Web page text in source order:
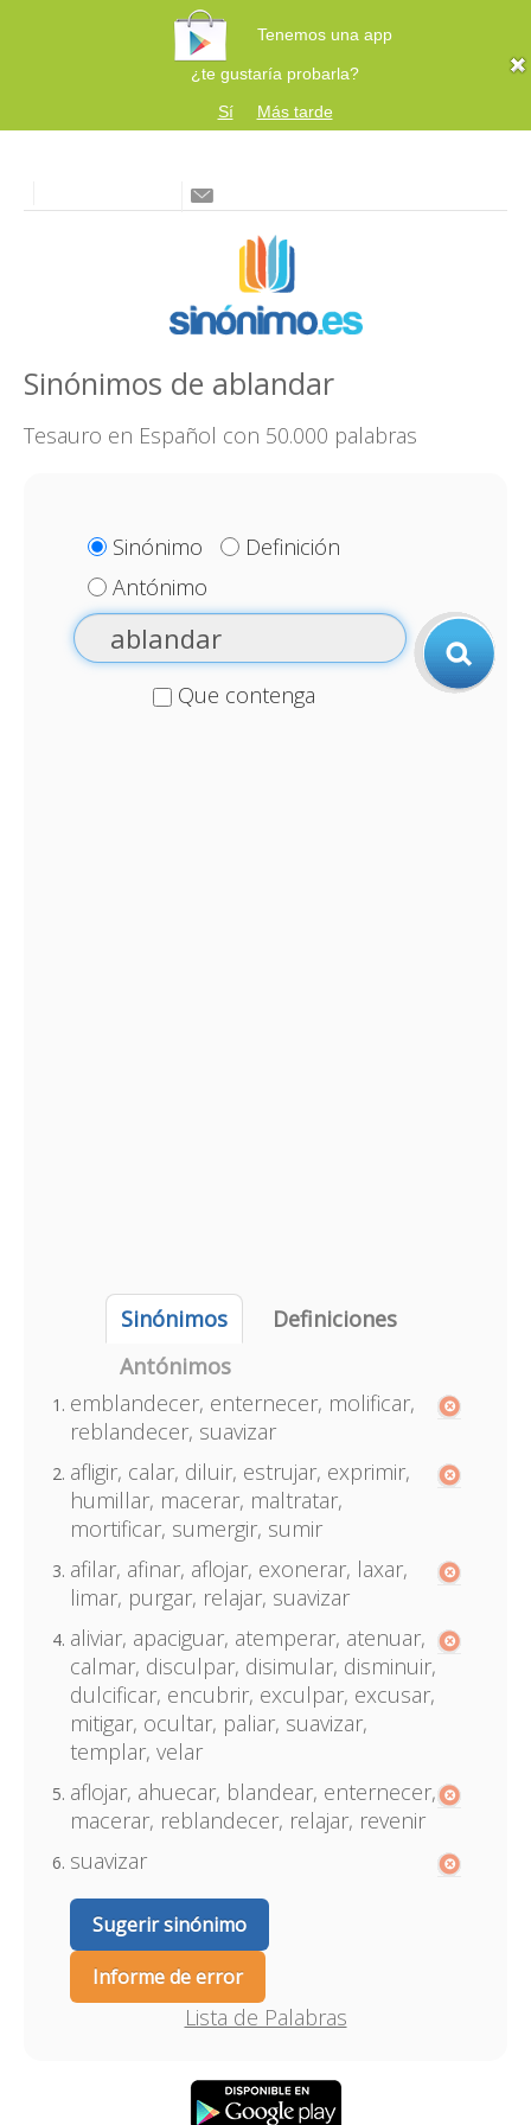
Tenemos una app
¿te gustaría probarla?
Sí
Más tarde
Sinónimos de ablandar
Tesauro en Español con 50.000 palabras
Sinónimo
Definición
Antónimo
Que contenga
Sinónimos
Definiciones
Antónimos
emblandecer, enternecer, molificar,
reblandecer, suavizar
afligir, calar, diluir, estrujar, exprimir,
humillar, macerar, maltratar,
mortificar, sumergir, sumir
afilar, afinar, aflojar, exonerar, laxar,
limar, purgar, relajar, suavizar
aliviar, apaciguar, atemperar, atenuar,
calmar, disculpar, disimular, disminuir,
dulcificar, encubrir, exculpar, excusar,
mitigar, ocultar, paliar, suavizar,
templar, velar
aflojar, ahuecar, blandear, enternecer,
macerar, reblandecer, relajar, revenir
suavizar
Sugerir sinónimo
Informe de error
Lista de Palabras